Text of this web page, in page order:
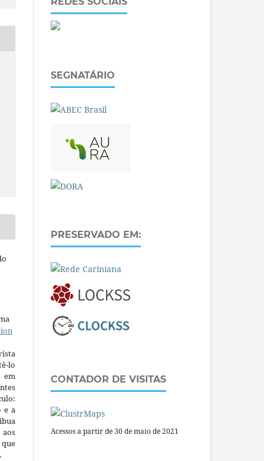
lo
em
e a
SEGNATÁRIO
PRESERVADO EM:
CONTADOR DE VISITAS
Acessos a partir de 30 de maio de 2021